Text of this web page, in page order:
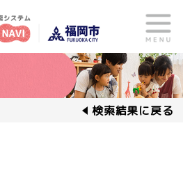
検索結果に戻る